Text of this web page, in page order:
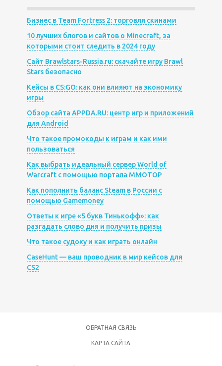
Бизнес в Team Fortress 2: торговля скинами
10 лучших блогов и сайтов о Minecraft, за
которыми стоит следить в 2024 году
Сайт Brawlstars-Russia.ru: скачайте игру Brawl
Stars безопасно
Кейсы в CS:GO: как они влияют на экономику
игры
Обзор сайта APPDA.RU: центр игр и приложений
для Android
Что такое промокоды к играм и как ими
пользоваться
Как выбрать идеальный сервер World of
Warcraft с помощью портала MMOTOP
Как пополнить баланс Steam в России с
помощью Gamemoney
Ответы к игре «5 букв Тинькофф»: как
разгадать слово дня и получить призы
Что такое судоку и как играть онлайн
CaseHunt — ваш проводник в мир кейсов для
CS2
ОБРАТНАЯ СВЯЗЬ
КАРТА САЙТА